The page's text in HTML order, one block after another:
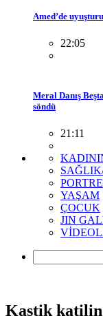
Amed’de
22:05
Meral Danış
söndü
21:11
PORTRE
YAŞAM
ÇOCUK
JIN
Kastik katilin